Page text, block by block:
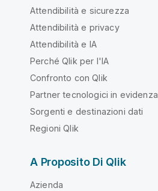
Attendibilità e sicurezza
Attendibilità e privacy
Attendibilità e IA
Perché Qlik per l'IA
Confronto con Qlik
Partner tecnologici in evidenza
Sorgenti e destinazioni dati
Regioni Qlik
A Proposito Di Qlik
Azienda